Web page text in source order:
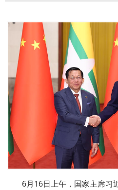
6月16日上午，国家主席习